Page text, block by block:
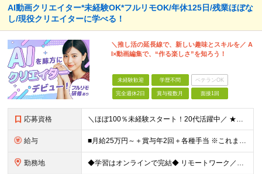
AI動画クリエイター*未経験OK*フルリモOK/年休125日/残業ほぼな
し/現役クリエイターに学べる！
＼推し活の延長線で、新しい趣味とスキルを／ A
I×動画編集で、“作る楽しさ”を知ろう！
未経験歓迎 学歴不問 ベテランOK
完全週休2日 賞与複数月 面接1回
応募資格 ＼ほぼ100％未経験スタート！20代活躍中／ ★未経験OK ★学歴不問／第二新卒歓迎 ★35歳以下の方（若年層の長期キャリア形成を図るため） ＜こんな方は大歓迎！＞ ・YouTubeやTikTokな
給与 ■月給25万円～＋賞与年2回＋各種手当 ※これまでの経験・スキル・前職の給与を考慮して決定します ※上記には、固定残業代（月20時間分／32,500円～）が含まれます ＜研修期間（7ヶ月～最大10ヶ
勤務地 ◆学習はオンラインで完結◆ リモートワーク／フルリモート案件あり・転勤なし ◇本社(秋葉原)または一都三県のクライアント先 ※勤務地につきましては、ご相談の上で配属 ＜本社＞ ◇東京都台東区台東1